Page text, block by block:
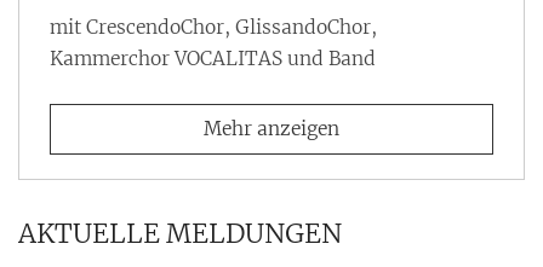
mit CrescendoChor, GlissandoChor,
Kammerchor VOCALITAS und Band
Mehr anzeigen
AKTUELLE MELDUNGEN